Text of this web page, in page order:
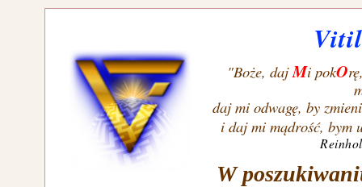
"Boże, dajMi pokO
daj mi odwagę, by
i daj mi mądrość, bym
W